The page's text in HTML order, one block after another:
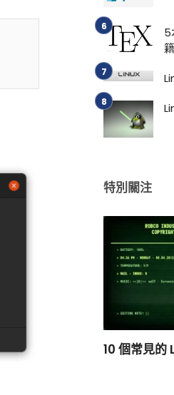
5
籍
特別關注
務 | Fescar 品牌
10 個常見的